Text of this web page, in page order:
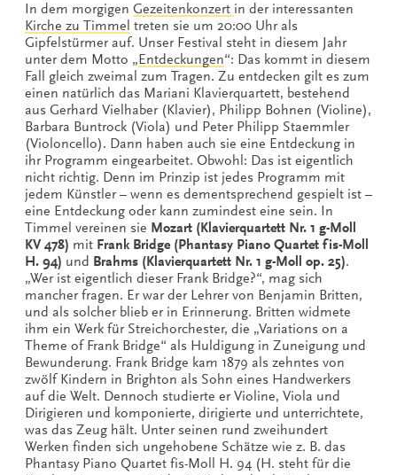
In dem morgigen Gezeitenkonzert in der interessanten
Kirche zu Timmel treten sie um 20:00 Uhr als
Gipfelstürmer auf. Unser Festival steht in diesem Jahr
unter dem Motto „Entdeckungen“: Das kommt in diesem
Fall gleich zweimal zum Tragen. Zu entdecken gilt es zum
einen natürlich das Mariani Klavierquartett, bestehend
aus Gerhard Vielhaber (Klavier), Philipp Bohnen (Violine),
Barbara Buntrock (Viola) und Peter Philipp Staemmler
(Violoncello). Dann haben auch sie eine Entdeckung in
ihr Programm eingearbeitet. Obwohl: Das ist eigentlich
nicht richtig. Denn im Prinzip ist jedes Programm mit
jedem Künstler – wenn es dementsprechend gespielt ist –
eine Entdeckung oder kann zumindest eine sein. In
Timmel vereinen sie Mozart (Klavierquartett Nr. 1 g-Moll
KV 478) mit Frank Bridge (Phantasy Piano Quartet fis-Moll
H. 94) und Brahms (Klavierquartett Nr. 1 g-Moll op. 25).
„Wer ist eigentlich dieser Frank Bridge?“, mag sich
mancher fragen. Er war der Lehrer von Benjamin Britten,
und als solcher blieb er in Erinnerung. Britten widmete
ihm ein Werk für Streichorchester, die „Variations on a
Theme of Frank Bridge“ als Huldigung in Zuneigung und
Bewunderung. Frank Bridge kam 1879 als zehntes von
zwölf Kindern in Brighton als Sohn eines Handwerkers
auf die Welt. Dennoch studierte er Violine, Viola und
Dirigieren und komponierte, dirigierte und unterrichtete,
was das Zeug hält. Unter seinen rund zweihundert
Werken finden sich ungehobene Schätze wie z. B. das
Phantasy Piano Quartet fis-Moll H. 94 (H. steht für die